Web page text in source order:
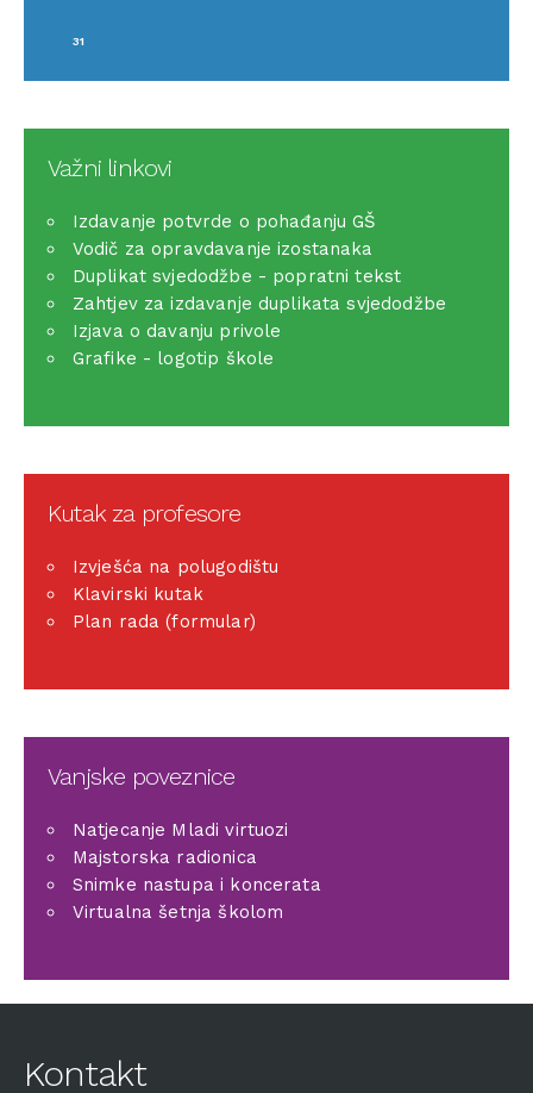
31
Važni linkovi
Izdavanje potvrde o pohađanju GŠ
Vodič za opravdavanje izostanaka
Duplikat svjedodžbe - popratni tekst
Zahtjev za izdavanje duplikata svjedodžbe
Izjava o davanju privole
Grafike - logotip škole
Kutak za profesore
Izvješća na polugodištu
Klavirski kutak
Plan rada (formular)
Vanjske poveznice
Natjecanje Mladi virtuozi
Majstorska radionica
Snimke nastupa i koncerata
Virtualna šetnja školom
Kontakt